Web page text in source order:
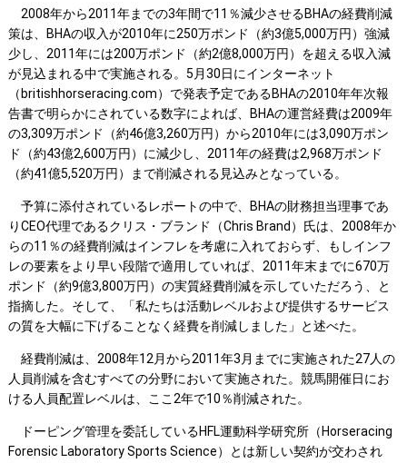
2008年から2011年までの3年間で11％減少させるBHAの経費削減
策は、BHAの収入が2010年に250万ポンド（約3億5,000万円）強減
少し、2011年には200万ポンド（約2億8,000万円）を超える収入減
が見込まれる中で実施される。5月30日にインターネット
（britishhorseracing.com）で発表予定であるBHAの2010年年次報
告書で明らかにされている数字によれば、BHAの運営経費は2009年
の3,309万ポンド（約46億3,260万円）から2010年には3,090万ポン
ド（約43億2,600万円）に減少し、2011年の経費は2,968万ポンド
（約41億5,520万円）まで削減される見込みとなっている。
予算に添付されているレポートの中で、BHAの財務担当理事であ
りCEO代理であるクリス・ブランド（Chris Brand）氏は、2008年か
らの11％の経費削減はインフレを考慮に入れておらず、もしインフ
レの要素をより早い段階で適用していれば、2011年末までに670万
ポンド（約9億3,800万円）の実質経費削減を示していただろう、と
指摘した。そして、「私たちは活動レベルおよび提供するサービス
の質を大幅に下げることなく経費を削減しました」と述べた。
経費削減は、2008年12月から2011年3月までに実施された27人の
人員削減を含むすべての分野において実施された。競馬開催日にお
ける人員配置レベルは、ここ2年で10％削減された。
ドーピング管理を委託しているHFL運動科学研究所（Horseracing
Forensic Laboratory Sports Science）とは新しい契約が交わされ